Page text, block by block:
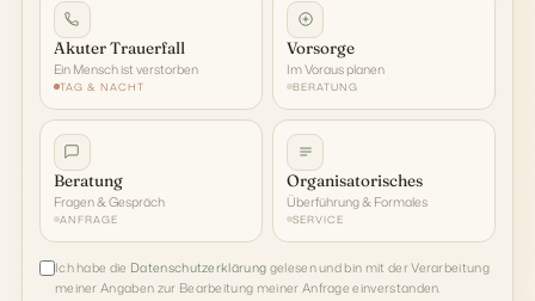
Akuter Trauerfall
Ein Mensch ist verstorben
TAG & NACHT
Vorsorge
Im Voraus planen
BERATUNG
Beratung
Fragen & Gespräch
ANFRAGE
Organisatorisches
Überführung & Formales
SERVICE
Ich habe die Datenschutzerklärung gelesen und bin mit der Verarbeitung
meiner Angaben zur Bearbeitung meiner Anfrage einverstanden.